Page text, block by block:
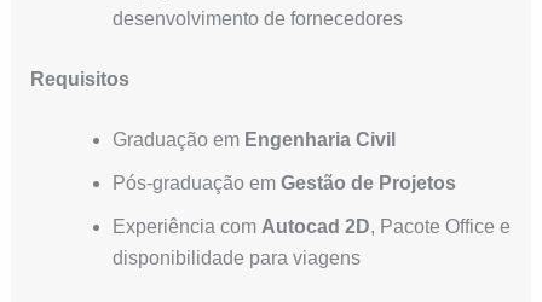
desenvolvimento de fornecedores
Requisitos
Graduação em Engenharia Civil
Pós-graduação em Gestão de Projetos
Experiência com Autocad 2D, Pacote Office e
disponibilidade para viagens